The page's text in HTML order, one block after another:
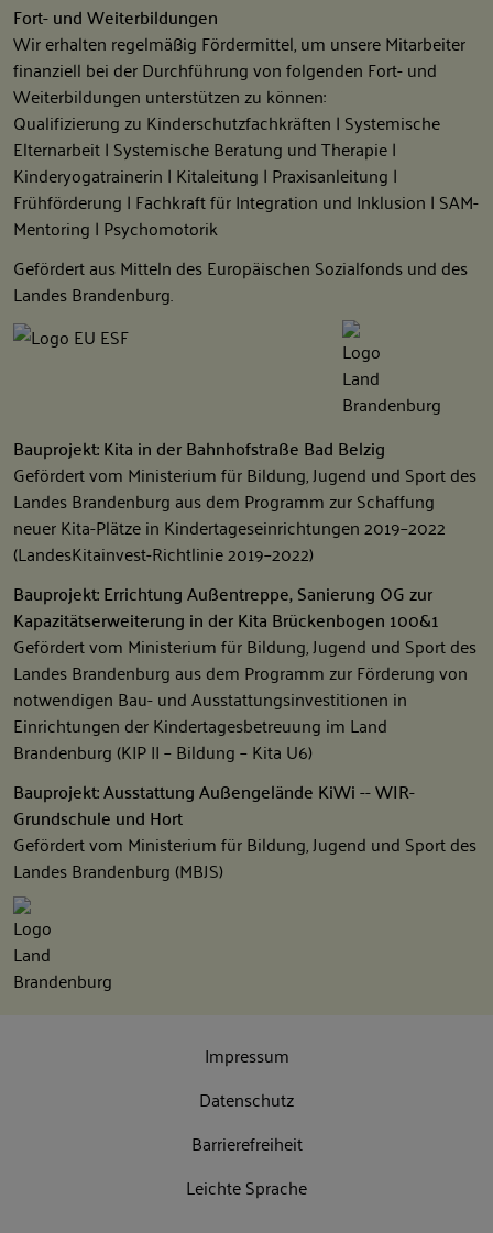
Fort- und Weiterbildungen
Wir erhalten regelmäßig Fördermittel, um unsere Mitarbeiter
finanziell bei der Durchführung von folgenden Fort- und
Weiterbildungen unterstützen zu können:
Qualifizierung zu Kinderschutzfachkräften | Systemische
Elternarbeit | Systemische Beratung und Therapie |
Kinderyogatrainerin | Kitaleitung | Praxisanleitung |
Frühförderung | Fachkraft für Integration und Inklusion | SAM-
Mentoring | Psychomotorik
Gefördert aus Mitteln des Europäischen Sozialfonds und des
Landes Brandenburg.
Bauprojekt: Kita in der Bahnhofstraße Bad Belzig
Gefördert vom Ministerium für Bildung, Jugend und Sport des
Landes Brandenburg aus dem Programm zur Schaffung
neuer Kita-Plätze in Kindertageseinrichtungen 2019–2022
(LandesKitainvest-Richtlinie 2019–2022)
Bauprojekt: Errichtung Außentreppe, Sanierung OG zur
Kapazitätserweiterung in der Kita Brückenbogen 100&1
Gefördert vom Ministerium für Bildung, Jugend und Sport des
Landes Brandenburg aus dem Programm zur Förderung von
notwendigen Bau- und Ausstattungsinvestitionen in
Einrichtungen der Kindertagesbetreuung im Land
Brandenburg (KIP II – Bildung – Kita U6)
Bauprojekt: Ausstattung Außengelände KiWi -- WIR-
Grundschule und Hort
Gefördert vom Ministerium für Bildung, Jugend und Sport des
Landes Brandenburg (MBJS)
Impressum
Datenschutz
Barrierefreiheit
Leichte Sprache